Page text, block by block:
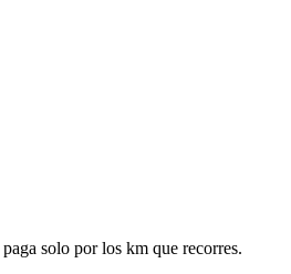
paga solo por los km que recorres.